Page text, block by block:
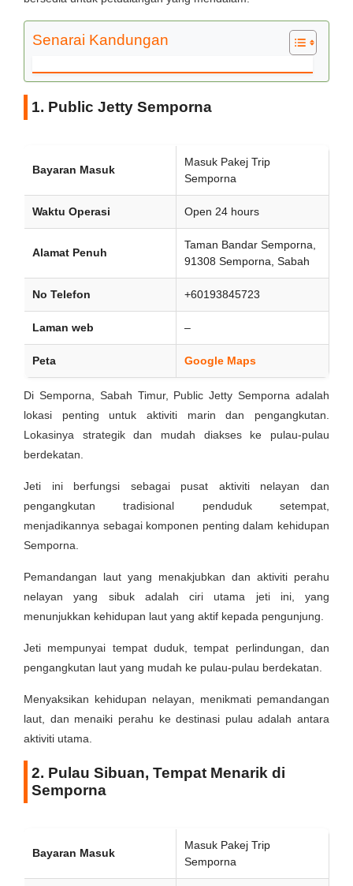
Senarai Kandungan
1. Public Jetty Semporna
Bayaran Masuk
Masuk Pakej Trip
Semporna
Waktu Operasi Open 24 hours
Alamat Penuh
Taman Bandar Semporna,
91308 Semporna, Sabah
No Telefon +60193845723
Laman web –
Peta Google Maps
Di Semporna, Sabah Timur, Public Jetty Semporna adalah
lokasi penting untuk aktiviti marin dan pengangkutan.
Lokasinya strategik dan mudah diakses ke pulau-pulau
berdekatan.
Jeti ini berfungsi sebagai pusat aktiviti nelayan dan
pengangkutan tradisional penduduk setempat,
menjadikannya sebagai komponen penting dalam kehidupan
Semporna.
Pemandangan laut yang menakjubkan dan aktiviti perahu
nelayan yang sibuk adalah ciri utama jeti ini, yang
menunjukkan kehidupan laut yang aktif kepada pengunjung.
Jeti mempunyai tempat duduk, tempat perlindungan, dan
pengangkutan laut yang mudah ke pulau-pulau berdekatan.
Menyaksikan kehidupan nelayan, menikmati pemandangan
laut, dan menaiki perahu ke destinasi pulau adalah antara
aktiviti utama.
2. Pulau Sibuan, Tempat Menarik di
Semporna
Bayaran Masuk
Masuk Pakej Trip
Semporna